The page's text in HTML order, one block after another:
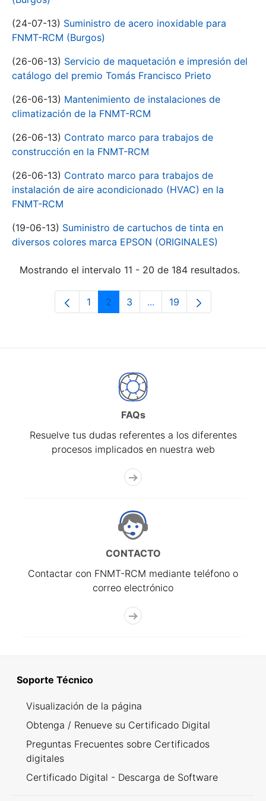
(24-07-13) Suministro de acero inoxidable para
FNMT-RCM (Burgos)
(26-06-13) Servicio de maquetación e impresión del
catálogo del premio Tomás Francisco Prieto
(26-06-13) Mantenimiento de instalaciones de
climatización de la FNMT-RCM
(26-06-13) Contrato marco para trabajos de
construcción en la FNMT-RCM
(26-06-13) Contrato marco para trabajos de
instalación de aire acondicionado (HVAC) en la
FNMT-RCM
(19-06-13) Suministro de cartuchos de tinta en
diversos colores marca EPSON (ORIGINALES)
Mostrando el intervalo 11 - 20 de 184 resultados.
Página
1 Página
2 Página
3 ...Páginas intermedias Use
Página
19
FAQs
Resuelve tus dudas referentes a los diferentes
procesos implicados en nuestra web
CONTACTO
Contactar con FNMT-RCM mediante teléfono o
correo electrónico
Soporte Técnico
Visualización de la página
Obtenga / Renueve su Certificado Digital
Preguntas Frecuentes sobre Certificados
digitales
Certificado Digital - Descarga de Software